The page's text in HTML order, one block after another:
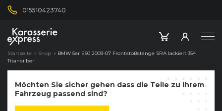
015510423740
Startseite » Shop » BMW 5er E60 2003-07 Frontstoßstange SRA lackiert 354
Titansilber
Möchten Sie sicher gehen dass die Teile zu Ihrem
Fahrzeug passend sind?